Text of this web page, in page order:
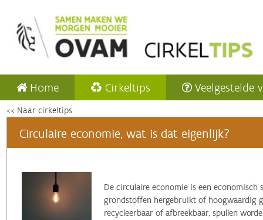
Home Cirkeltips Veelgestelde
<< Naar cirkeltips
Circulaire economie, wat is dat eigenlijk?
‌De circulaire economie is een
grondstoffen hergebruikt of hoogwaardig
recycleerbaar of afbreekbaar, spullen